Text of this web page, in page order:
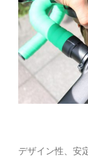
デザイン性、安